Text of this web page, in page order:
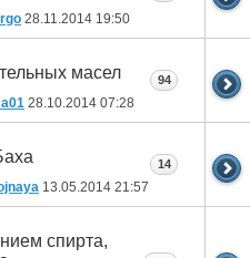
28.11.2014 19:50
масел
28.10.2014 07:28
94
13.05.2014 21:57
14
спирта,